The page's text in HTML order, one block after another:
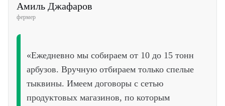
Амиль Джафаров
фермер
«Ежедневно мы собираем от 10 до 15 тонн
арбузов. Вручную отбираем только спелые
тыквины. Имеем договоры с сетью
продуктовых магазинов, по которым